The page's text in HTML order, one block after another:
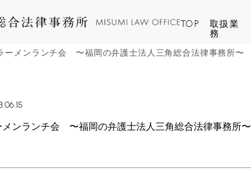
TOP
取扱業
務
ーメンランチ会 〜福岡の弁護士法人三角総合法律事務所〜
メンランチ会 〜福岡の弁護士法人三角総合法律事務所〜